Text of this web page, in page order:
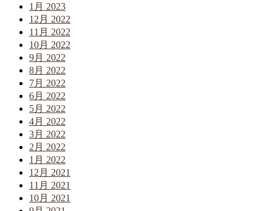
1月 2023
12月 2022
11月 2022
10月 2022
9月 2022
8月 2022
7月 2022
6月 2022
5月 2022
4月 2022
3月 2022
2月 2022
1月 2022
12月 2021
11月 2021
10月 2021